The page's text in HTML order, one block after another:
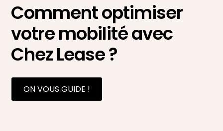
Comment optimiser
votre mobilité avec
Chez Lease ?
ON VOUS GUIDE !